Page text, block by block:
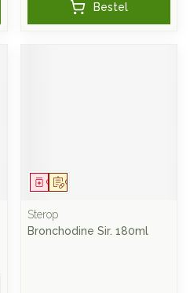
Bestel
Op voorschrift
Geneesmiddel
Sterop
Bronchodine Sir. 180ml